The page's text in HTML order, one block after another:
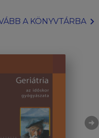
A KÖNYVTÁRBAchevron_right
arrow_circle_right